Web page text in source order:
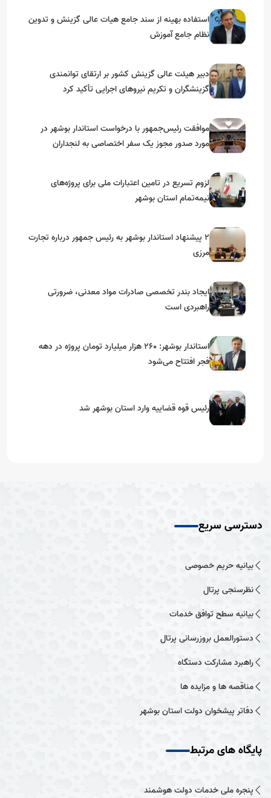
استفاده بهینه از سند جامع هیات عالی گزینش و‌ تدوین
نظام جامع آموزش
دبیر هیئت عالی گزینش کشور بر ارتقای توانمندی
گزینشگران و تکریم نیروهای اجرایی تأکید کرد
موافقت رئیس‌جمهور با درخواست استاندار بوشهر در
مورد صدور مجوز یک سفر اختصاصی به لنجداران
لزوم تسریع در تامین اعتبارات ملی برای پروژه‌های
نیمه‌تمام استان بوشهر
۲ پیشنهاد استاندار بوشهر به رئیس جمهور درباره تجارت
مرزی
ایجاد بندر تخصصی صادرات مواد معدنی، ضرورتی
راهبردی است
استاندار بوشهر: ۲۶۰ هزار میلیارد تومان پروژه در دهه
فجر افتتاح می‌شود
رئیس قوه قضاییه وارد استان بوشهر شد
دسترسی سریع
بیانیه حریم خصوصی
نظرسنجی پرتال
بیانیه سطح توافق خدمات
دستورالعمل بروزرسانی پرتال
راهبرد مشارکت دستگاه
مناقصه ها و مزایده ها
دفاتر پیشخوان دولت استان بوشهر
پایگاه های مرتبط
پنجره ملی خدمات دولت هوشمند